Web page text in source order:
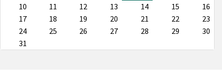
10
11 12 13 14 15
16
17
18 19 20 21 22
23
24
25 26 27 28 29
30
31